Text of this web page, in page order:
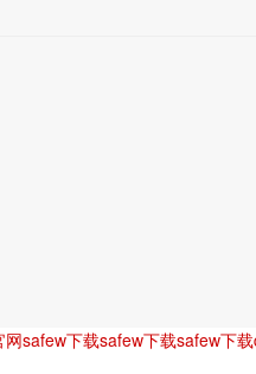
网safew下载safew下载safew下载